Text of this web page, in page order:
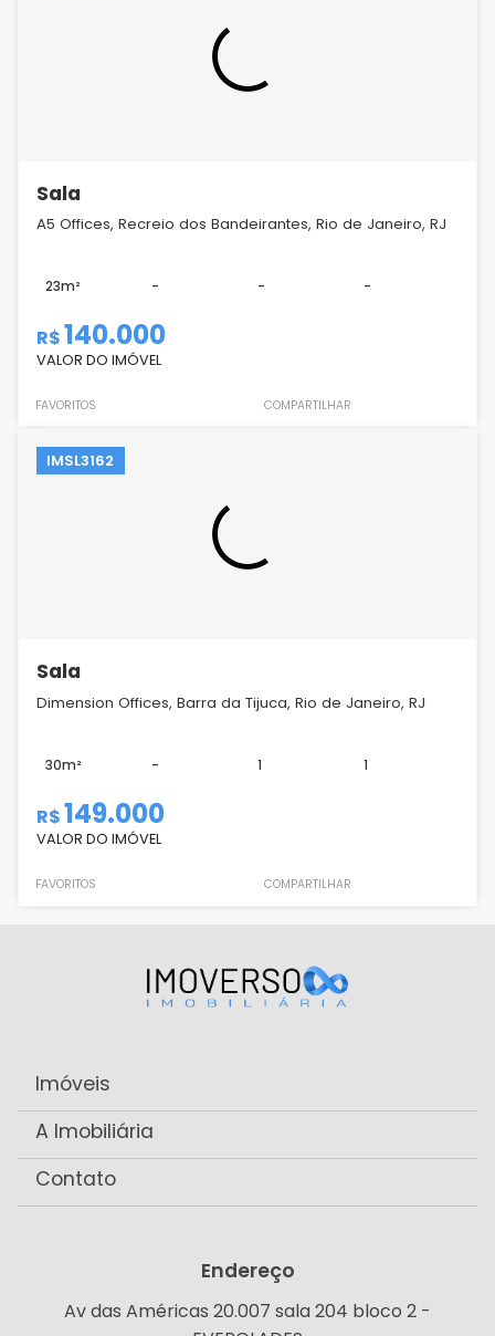
Sala
A5 Offices, Recreio dos Bandeirantes, Rio de Janeiro, RJ
23m² - - -
R$140.000
VALOR DO IMÓVEL
FAVORITOS COMPARTILHAR
IMSL3162
Sala
Dimension Offices, Barra da Tijuca, Rio de Janeiro, RJ
30m² - 1 1
R$149.000
VALOR DO IMÓVEL
FAVORITOS COMPARTILHAR
Imóveis
A Imobiliária
Contato
Endereço
Av das Américas 20.007 sala 204 bloco 2 -